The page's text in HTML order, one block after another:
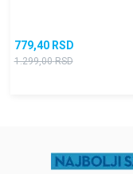
779,40 RSD
1.299,00 RSD